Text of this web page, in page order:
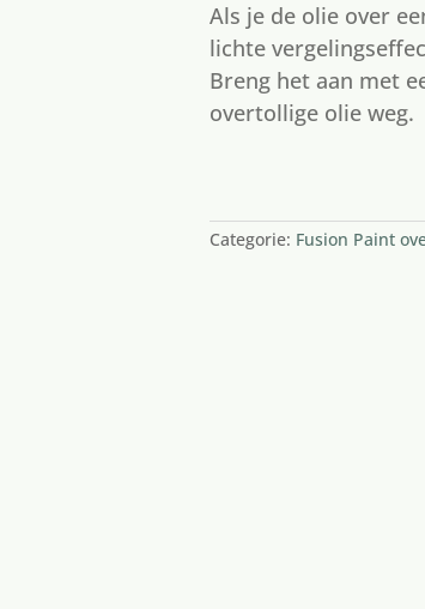
Als je de olie over
lichte
Breng het aan met
overtollige olie weg.
Categorie: Fusion Paint